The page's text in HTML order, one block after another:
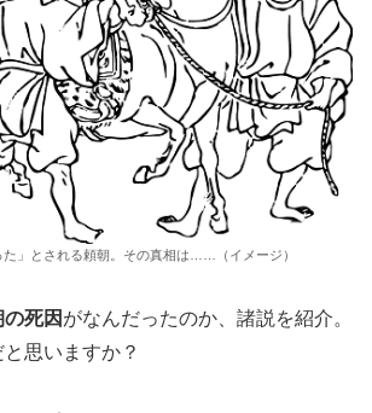
た」とされる頼朝。その真相は……（イメージ）
の死因 がなんだったのか、諸説を紹介。
思いますか？